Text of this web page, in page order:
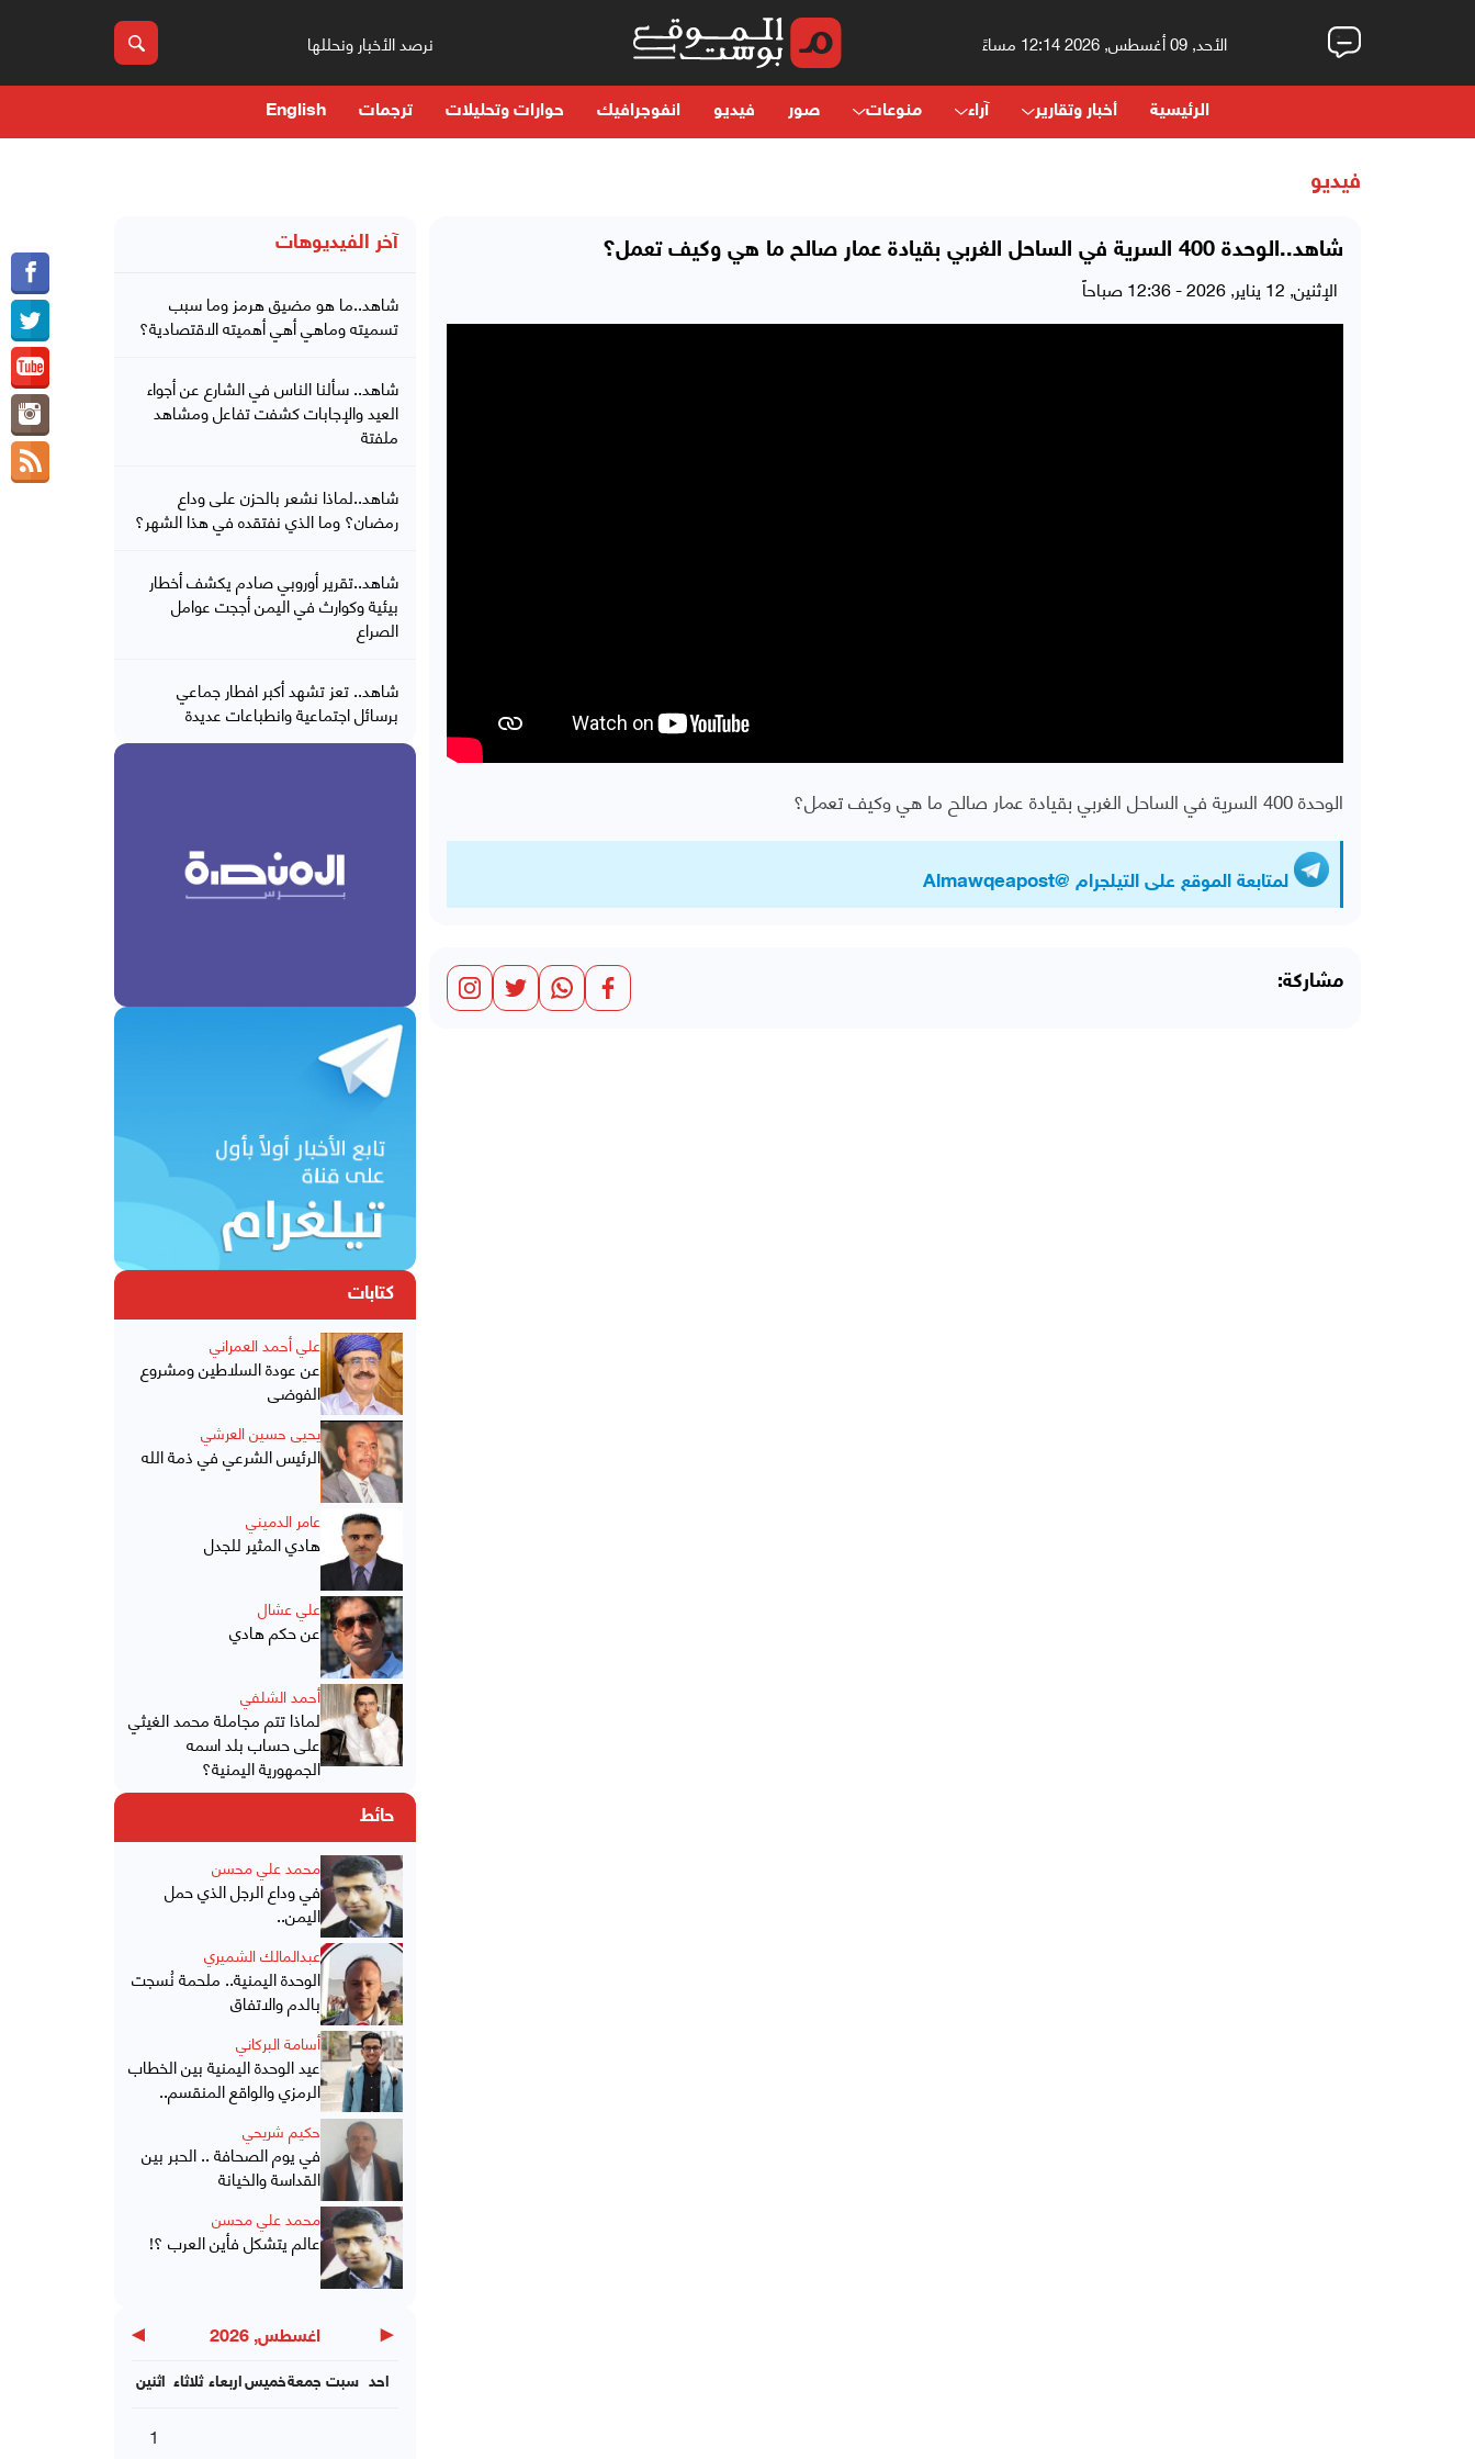
الأحد, 09 أغسطس, 2026 12:14 مساءً نرصد الأخبار ونحللها
الرئيسية أخبار وتقارير آراء منوعات صور فيديو انفوجرافيك حوارات وتحليلات ترجمات English
فيديو
شاهد..الوحدة 400 السرية في الساحل الغربي بقيادة عمار صالح ما هي وكيف تعمل؟
الإثنين, 12 يناير, 2026 - 12:36 صباحاً
الوحدة 400 السرية في الساحل الغربي بقيادة عمار صالح ما هي وكيف تعمل؟
لمتابعة الموقع على التيلجرام @Almawqeapost
مشاركة:
آخر الفيديوهات
شاهد..ما هو مضيق هرمز وما سبب
تسميته وماهي أهي أهميته الاقتصادية؟
شاهد.. سألنا الناس في الشارع عن أجواء
العيد والإجابات كشفت تفاعل ومشاهد
ملفتة
شاهد..لماذا نشعر بالحزن على وداع
رمضان؟ وما الذي نفتقده في هذا الشهر؟
شاهد..تقرير أوروبي صادم يكشف أخطار
بيئية وكوارث في اليمن أججت عوامل
الصراع
شاهد.. تعز تشهد أكبر افطار جماعي
برسائل اجتماعية وانطباعات عديدة
كتابات
علي أحمد العمراني
عن عودة السلاطين ومشروع
الفوضى
يحيى حسين العرشي
الرئيس الشرعي في ذمة الله
عامر الدميني
هادي المثير للجدل
علي عشال
عن حكم هادي
أحمد الشلفي
لماذا تتم مجاملة محمد الغيثي
على حساب بلد اسمه
الجمهورية اليمنية؟
حائط
محمد علي محسن
في وداع الرجل الذي حمل
اليمن..
عبدالمالك الشميري
الوحدة اليمنية.. ملحمة نُسجت
بالدم والاتفاق
أسامة البركاني
عيد الوحدة اليمنية بين الخطاب
الرمزي والواقع المنقسم..
حكيم شريحي
في يوم الصحافة .. الحبر بين
القداسة والخيانة
محمد علي محسن
عالم يتشكل فأين العرب ؟!
◀ اغسطس, 2026 ▶
اثنين ثلاثاء اربعاءخميسجمعة سبت احد
1